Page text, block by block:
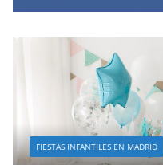
FIESTAS INFANTILES EN MADRID